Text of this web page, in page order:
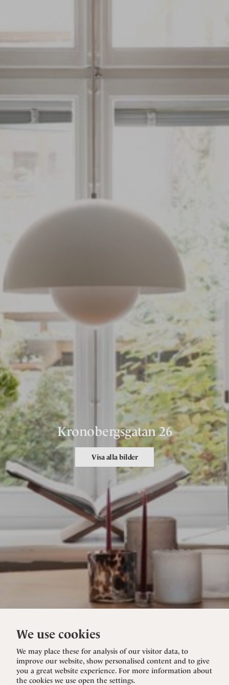
Kronobergsgatan 26
Visa alla bilder
We use cookies
We may place these for analysis of our visitor data, to
improve our website, show personalised content and to give
you a great website experience. For more information about
the cookies we use open the settings.